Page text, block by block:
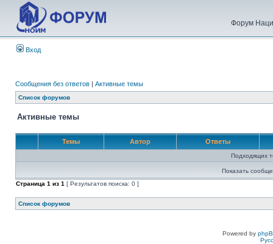
Форум
Вход
Сообщения без ответов | Активные темы
Список форумов
Активные темы
Темы Автор Ответы
Подходящих
Показать
Страница 1 из 1 [ Результатов поиска: 0 ]
Список форумов
Powered by